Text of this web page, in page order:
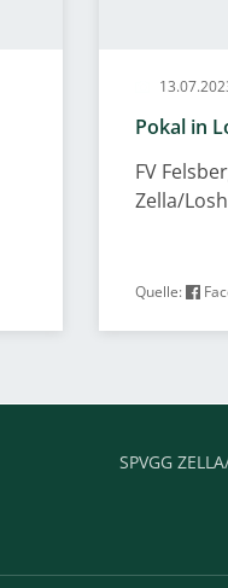
Pokal in
FV
Zella/
Quelle:
SPVGG